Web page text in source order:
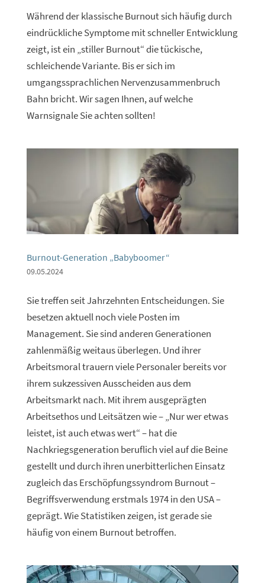
Während der klassische Burnout sich häufig durch
eindrückliche Symptome mit schneller Entwicklung
zeigt, ist ein „stiller Burnout“ die tückische,
schleichende Variante. Bis er sich im
umgangssprachlichen Nervenzusammenbruch
Bahn bricht. Wir sagen Ihnen, auf welche
Warnsignale Sie achten sollten!
Burnout-Generation „Babyboomer“
09.05.2024
Sie treffen seit Jahrzehnten Entscheidungen. Sie
besetzen aktuell noch viele Posten im
Management. Sie sind anderen Generationen
zahlenmäßig weitaus überlegen. Und ihrer
Arbeitsmoral trauern viele Personaler bereits vor
ihrem sukzessiven Ausscheiden aus dem
Arbeitsmarkt nach. Mit ihrem ausgeprägten
Arbeitsethos und Leitsätzen wie – „Nur wer etwas
leistet, ist auch etwas wert“ – hat die
Nachkriegsgeneration beruflich viel auf die Beine
gestellt und durch ihren unerbitterlichen Einsatz
zugleich das Erschöpfungssyndrom Burnout –
Begriffsverwendung erstmals 1974 in den USA –
geprägt. Wie Statistiken zeigen, ist gerade sie
häufig von einem Burnout betroffen.